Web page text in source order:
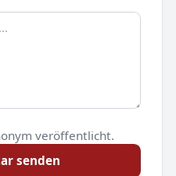
veröffentlicht.
senden